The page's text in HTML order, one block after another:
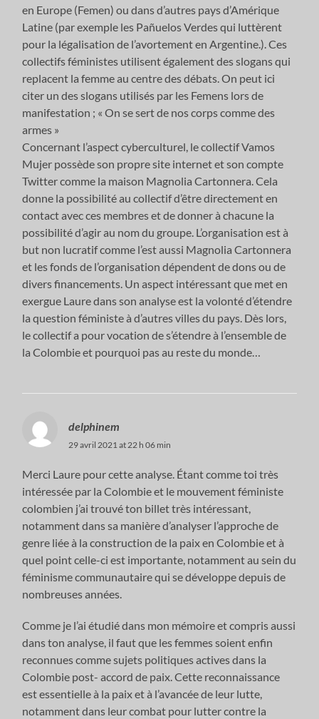
en Europe (Femen) ou dans d’autres pays d’Amérique
Latine (par exemple les Pañuelos Verdes qui luttèrent
pour la légalisation de l’avortement en Argentine.). Ces
collectifs féministes utilisent également des slogans qui
replacent la femme au centre des débats. On peut ici
citer un des slogans utilisés par les Femens lors de
manifestation ; « On se sert de nos corps comme des
armes »
Concernant l’aspect cyberculturel, le collectif Vamos
Mujer possède son propre site internet et son compte
Twitter comme la maison Magnolia Cartonnera. Cela
donne la possibilité au collectif d’être directement en
contact avec ces membres et de donner à chacune la
possibilité d’agir au nom du groupe. L’organisation est à
but non lucratif comme l’est aussi Magnolia Cartonnera
et les fonds de l’organisation dépendent de dons ou de
divers financements. Un aspect intéressant que met en
exergue Laure dans son analyse est la volonté d’étendre
la question féministe à d’autres villes du pays. Dès lors,
le collectif a pour vocation de s’étendre à l’ensemble de
la Colombie et pourquoi pas au reste du monde…
delphinem
29 avril 2021 at 22 h 06 min
Merci Laure pour cette analyse. Étant comme toi très
intéressée par la Colombie et le mouvement féministe
colombien j’ai trouvé ton billet très intéressant,
notamment dans sa manière d’analyser l’approche de
genre liée à la construction de la paix en Colombie et à
quel point celle-ci est importante, notamment au sein du
féminisme communautaire qui se développe depuis de
nombreuses années.
Comme je l’ai étudié dans mon mémoire et compris aussi
dans ton analyse, il faut que les femmes soient enfin
reconnues comme sujets politiques actives dans la
Colombie post- accord de paix. Cette reconnaissance
est essentielle à la paix et à l’avancée de leur lutte,
notamment dans leur combat pour lutter contre la